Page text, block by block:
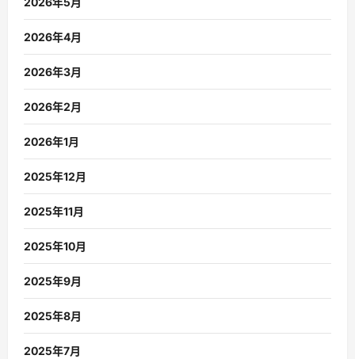
2026年4月
2026年3月
2026年2月
2026年1月
2025年12月
2025年11月
2025年10月
2025年9月
2025年8月
2025年7月